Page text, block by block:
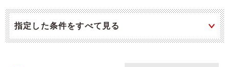
指定した条件をすべて見る